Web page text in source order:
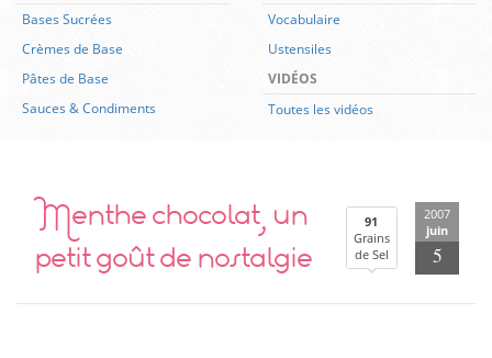
Bases Sucrées
Crèmes de Base
Pâtes de Base
Sauces & Condiments
Vocabulaire
Ustensiles
VIDÉOS
Toutes les vidéos
Menthe chocolat, un
petit goût de nostalgie
91
Grains
de Sel
2007
juin
5